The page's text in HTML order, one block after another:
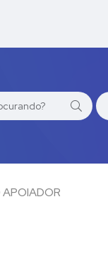
APOIADOR